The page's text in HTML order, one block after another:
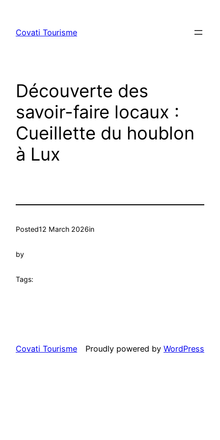
content
Covati Tourisme
Découverte des
savoir-faire locaux :
Cueillette du houblon
à Lux
Posted12 March 2026in
by
Tags:
Covati Tourisme Proudly powered by WordPress